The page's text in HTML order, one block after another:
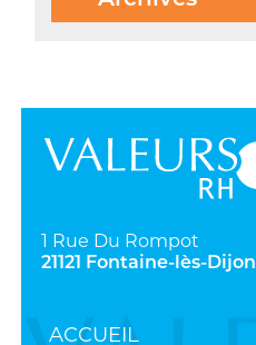
1 Rue Du Rompot
21121 Fontaine-lès-Dijon
ACCUEIL